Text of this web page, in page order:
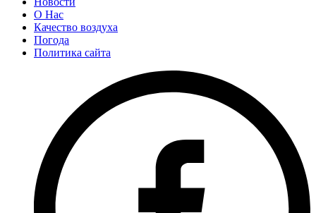
О Нас
Качество воздуха
Погода
Политика сайта